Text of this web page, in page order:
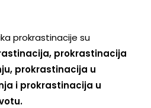
prokrastinacije su
prokrastinacija
prokrastinacija u
i prokrastinacija u